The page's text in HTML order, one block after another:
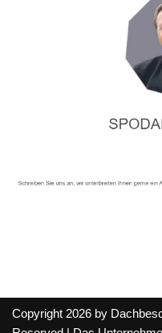
Copyright 2026 by